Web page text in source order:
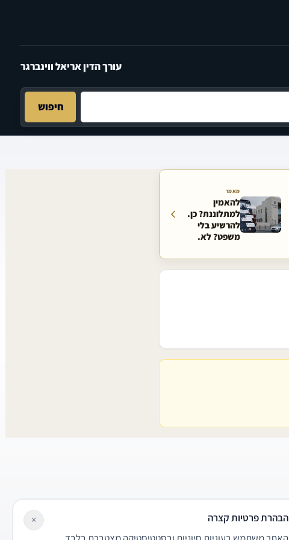
עורך הדין אריאל ווינברגר
חיפוש
מאמר
להאמין
למתלוננת? כן.
להרשיע בלי
משפט? לא.
הבהרת פרטיות קצרה
×